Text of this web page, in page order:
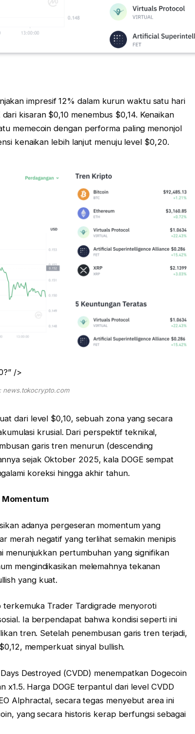
impresif 12% dalam kurun waktu satu hari
kisaran $0,10 menembus $0,14. Kenaikan
memecoin dengan performa paling menonjol
kenaikan lebih lanjut menuju level $0,20.
/>
news.tokocrypto.com
dari level $0,10, sebuah zona yang secara
krusial. Dari perspektif teknikal,
garis tren menurun (descending
sejak Oktober 2025, kala DOGE sempat
koreksi hingga akhir tahun.
adanya pergeseran momentum yang
merah negatif yang terlihat semakin menipis
menunjukkan pertumbuhan yang signifikan
mengindikasikan melemahnya tekanan
yang kuat.
Trader Tardigrade menyoroti
Ia berpendapat bahwa kondisi seperti ini
tren. Setelah penembusan garis tren terjadi,
memperkuat sinyal bullish.
Destroyed (CVDD) menempatkan Dogecoin
x1.5. Harga DOGE terpantul dari level CVDD
Alphractal, secara tegas menyebut area ini
yang secara historis kerap berfungsi sebagai